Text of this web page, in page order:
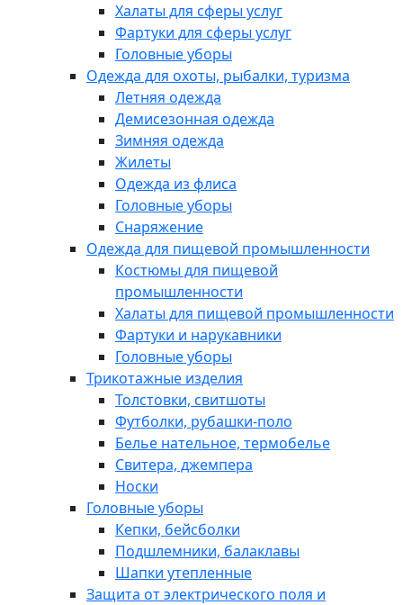
Халаты для сферы услуг
Фартуки для сферы услуг
Головные уборы
Одежда для охоты, рыбалки, туризма
Летняя одежда
Демисезонная одежда
Зимняя одежда
Жилеты
Одежда из флиса
Головные уборы
Снаряжение
Одежда для пищевой промышленности
Костюмы для пищевой
промышленности
Халаты для пищевой промышленности
Фартуки и нарукавники
Головные уборы
Трикотажные изделия
Толстовки, свитшоты
Футболки, рубашки-поло
Белье нательное, термобелье
Свитера, джемпера
Носки
Головные уборы
Кепки, бейсболки
Подшлемники, балаклавы
Шапки утепленные
Защита от электрического поля и